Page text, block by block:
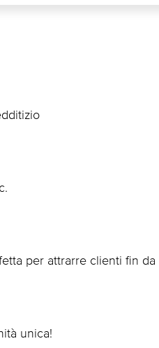
per attrarre clienti fin da
unica!